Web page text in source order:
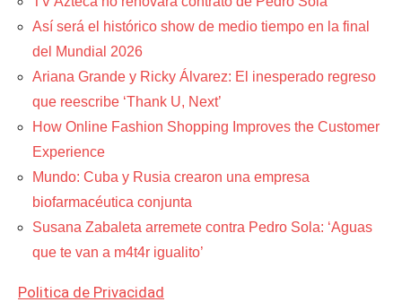
Así será el histórico show de medio tiempo en la final
del Mundial 2026
Ariana Grande y Ricky Álvarez: El inesperado regreso
que reescribe ‘Thank U, Next’
How Online Fashion Shopping Improves the Customer
Experience
Mundo: Cuba y Rusia crearon una empresa
biofarmacéutica conjunta
Susana Zabaleta arremete contra Pedro Sola: ‘Aguas
que te van a m4t4r igualito’
Politica de Privacidad